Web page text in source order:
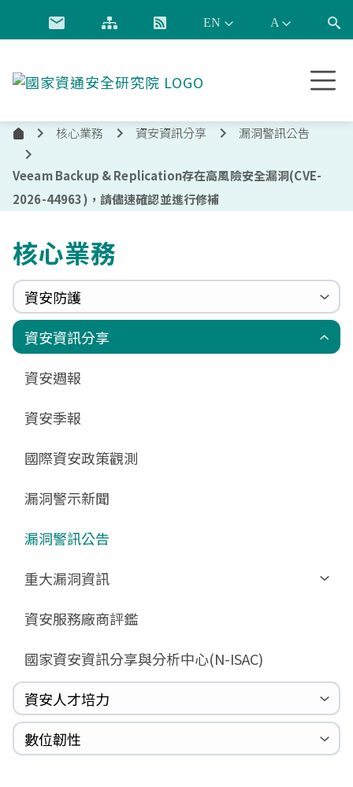
跳到主要內容
通
全
研
究
首
核心業務 資安資訊分享 漏洞警訊公告
Veeam Backup & Replication存在高風險安全漏洞(CVE-
2026-44963)，請儘速確認並進行修補
核心業務
資安防護
政府組態基準(GCB)
更新消息
GCB說明文件
GCB部署資源
GCB終止支援
資通安全弱點通報機制(VANS)
申請作業表單
數位影片教材
FAQ
端點偵測及應變機制(EDR)
相關文件與表單
零信任架構(ZTA)
相關文件與表單
驗證進度
國家資安聯防監控中心(N-SOC)
國家資安通報應變中心(N-CERT)
資安資訊分享
資安週報
資安季報
國際資安政策觀測
漏洞警示新聞
漏洞警訊公告
重大漏洞資訊
Zerologon
MSHTML
Log4shell
WannaCrypt
Heartbleed
資安服務廠商評鑑
國家資安資訊分享與分析中心(N-ISAC)
資安人才培力
巡迴研討會
CCOE資安實戰人才培育計畫成果簡介
資安人才培訓服務網
資安系列競賽網站
數位韌性